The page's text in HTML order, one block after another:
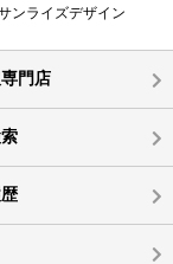
ンライズデザイン
門店